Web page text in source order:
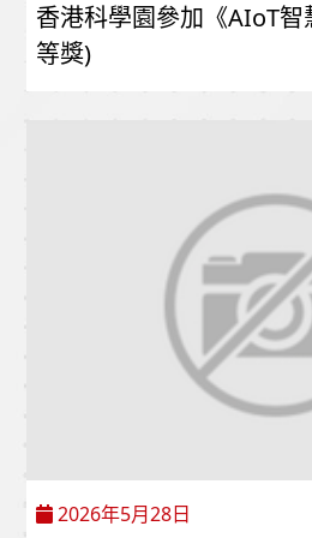
香港科學園參加《AIoT
等獎)
2026年5月28日